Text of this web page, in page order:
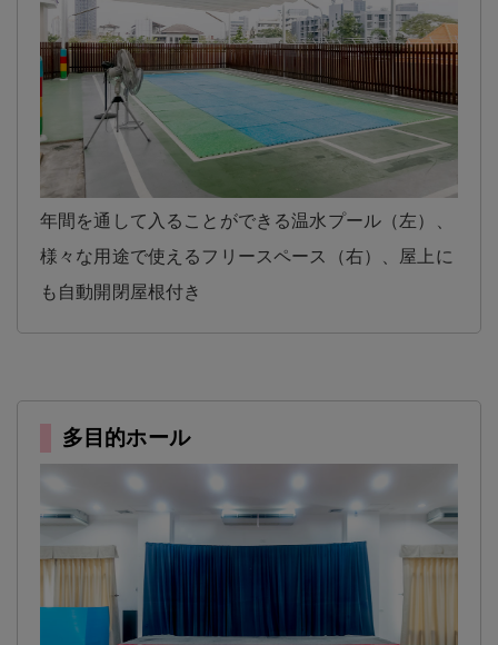
年間を通して入ることができる温水プール（左）、
様々な用途で使えるフリースペース（右）、屋上に
も自動開閉屋根付き
多目的ホール